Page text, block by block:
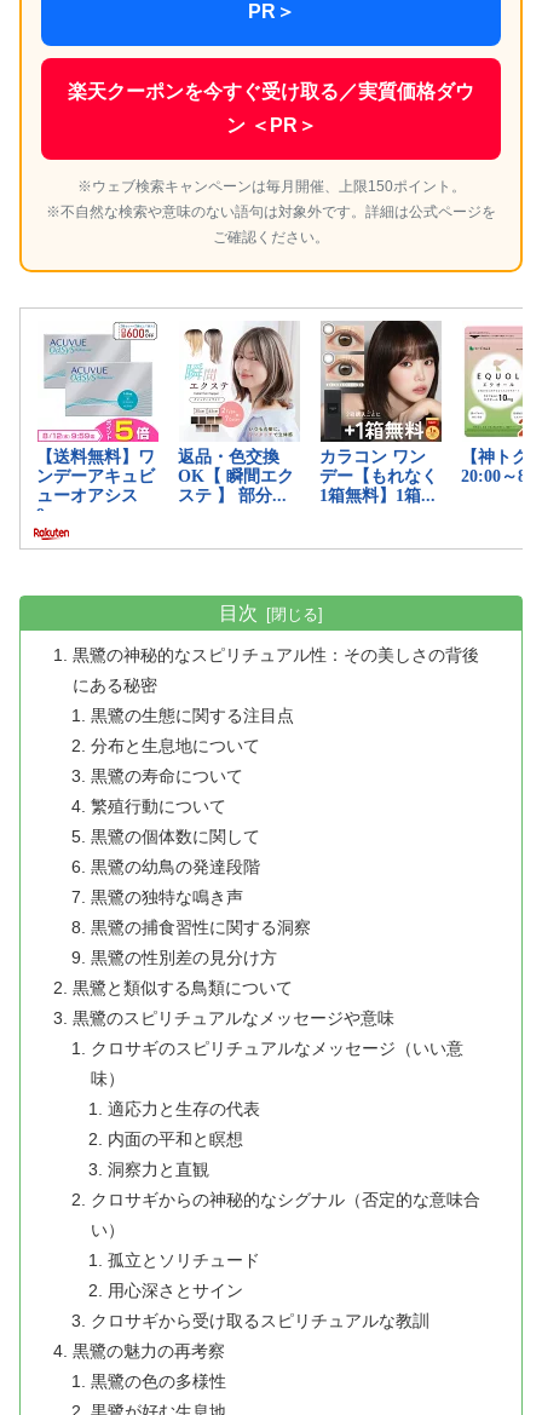
PR＞
楽天クーポンを今すぐ受け取る／実質価格ダウ
ン ＜PR＞
※ウェブ検索キャンペーンは毎月開催、上限150ポイント。
※不自然な検索や意味のない語句は対象外です。詳細は公式ページを
ご確認ください。
目次
黒鷺の神秘的なスピリチュアル性：その美しさの背後
にある秘密
黒鷺の生態に関する注目点
分布と生息地について
黒鷺の寿命について
繁殖行動について
黒鷺の個体数に関して
黒鷺の幼鳥の発達段階
黒鷺の独特な鳴き声
黒鷺の捕食習性に関する洞察
黒鷺の性別差の見分け方
黒鷺と類似する鳥類について
黒鷺のスピリチュアルなメッセージや意味
クロサギのスピリチュアルなメッセージ（いい意
味）
適応力と生存の代表
内面の平和と瞑想
洞察力と直観
クロサギからの神秘的なシグナル（否定的な意味合
い）
孤立とソリチュード
用心深さとサイン
クロサギから受け取るスピリチュアルな教訓
黒鷺の魅力の再考察
黒鷺の色の多様性